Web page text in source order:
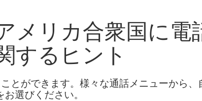
メリカ合衆国に電
するヒント
とができます。様々な通話メニューから、
選びください。